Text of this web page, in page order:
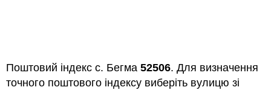
Поштовий індекс с. Бегма 52506. Для визначення
точного поштового індексу виберіть вулицю зі